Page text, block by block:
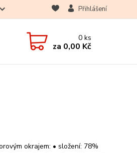
Přihlášení
0ks
za 0,00 Kč
okrajem: • složení: 78%